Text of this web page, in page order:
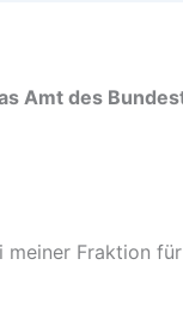
Amt des
Fraktion